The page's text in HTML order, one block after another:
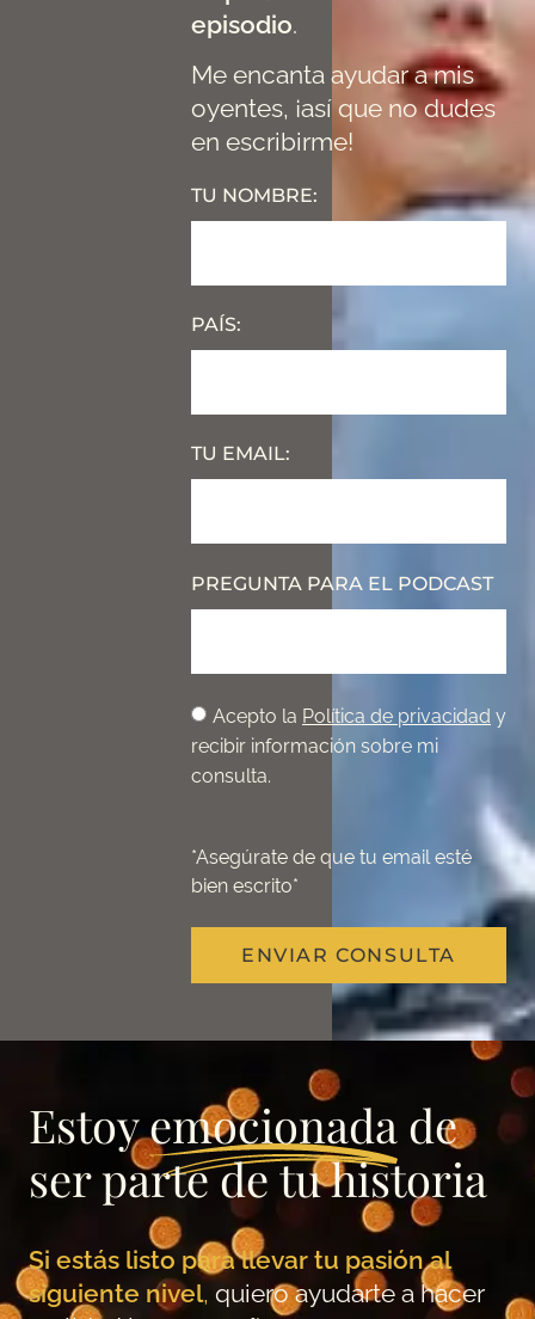
episodio.
Me encanta ayudar a mis
oyentes, ¡así que no dudes
en escribirme!
TU NOMBRE:
PAÍS:
TU EMAIL:
PREGUNTA PARA EL PODCAST
Acepto la Política de privacidad y
recibir información sobre mi
consulta.
*Asegúrate de que tu email esté
bien escrito*
ENVIAR CONSULTA
Estoyemocionadade
ser parte de tu historia
Si estás listo para llevar tu pasión al
siguiente nivel, quiero ayudarte a hacer